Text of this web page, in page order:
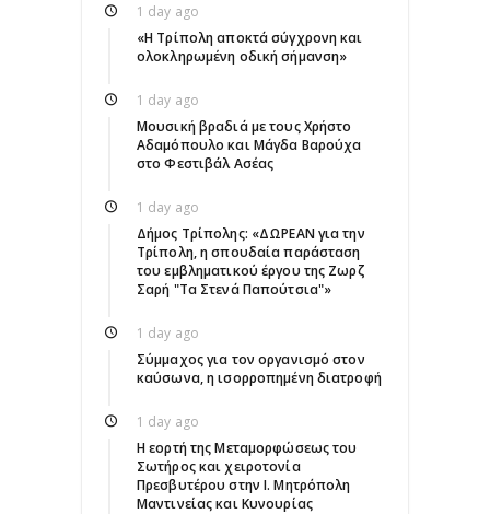
1 day ago
«Η Τρίπολη αποκτά σύγχρονη και
ολοκληρωμένη οδική σήμανση»
1 day ago
Μουσική βραδιά με τους Χρήστο
Αδαμόπουλο και Μάγδα Βαρούχα
στο Φεστιβάλ Ασέας
1 day ago
Δήμος Τρίπολης: «ΔΩΡΕΑΝ για την
Τρίπολη, η σπουδαία παράσταση
του εμβληματικού έργου της Ζωρζ
Σαρή "Τα Στενά Παπούτσια"»
1 day ago
Σύμμαχος για τον οργανισμό στον
καύσωνα, η ισορροπημένη διατροφή
1 day ago
Η εορτή της Μεταμορφώσεως του
Σωτήρος και χειροτονία
Πρεσβυτέρου στην Ι. Μητρόπολη
Μαντινείας και Κυνουρίας